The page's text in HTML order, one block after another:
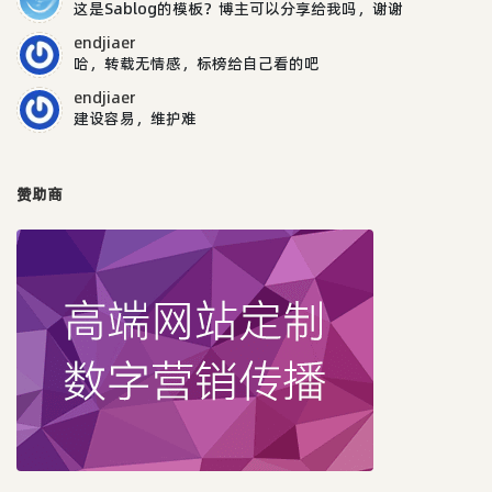
这是Sablog的模板？博主可以分享给我吗，谢谢
endjiaer
哈，转载无情感，标榜给自己看的吧
endjiaer
建设容易，维护难
赞助商